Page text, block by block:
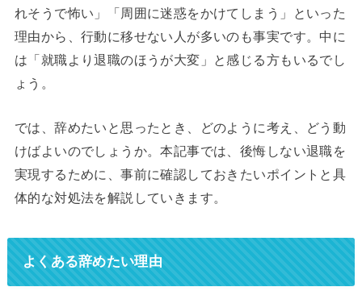
れそうで怖い」「周囲に迷惑をかけてしまう」といった
理由から、行動に移せない人が多いのも事実です。中に
は「就職より退職のほうが大変」と感じる方もいるでし
ょう。
では、辞めたいと思ったとき、どのように考え、どう動
けばよいのでしょうか。本記事では、後悔しない退職を
実現するために、事前に確認しておきたいポイントと具
体的な対処法を解説していきます。
よくある辞めたい理由